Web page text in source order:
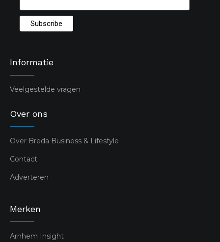
Informatie
Veelgestelde vragen
Over ons
Over Breda Business & Lifestyle
Contact
Adverteren
Merken
Arnhem Insight